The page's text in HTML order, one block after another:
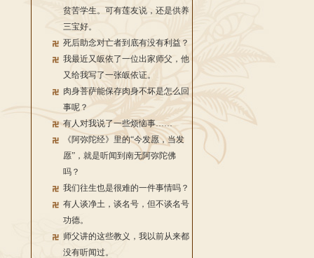
贫苦学生。可有莲友说，还是供养
三宝好。
死后助念对亡者到底有没有利益？
我最近又皈依了一位出家师父，他
又给我写了一张皈依证。
肉身菩萨能保存肉身不坏是怎么回
事呢？
有人对我说了一些烦恼事……
《阿弥陀经》里的“今发愿，当发
愿”，就是听闻到南无阿弥陀佛
吗？
我们往生也是很难的一件事情吗？
有人谈净土，谈名号，但不谈名号
功德。
师父讲的这些教义，我以前从来都
没有听闻过。